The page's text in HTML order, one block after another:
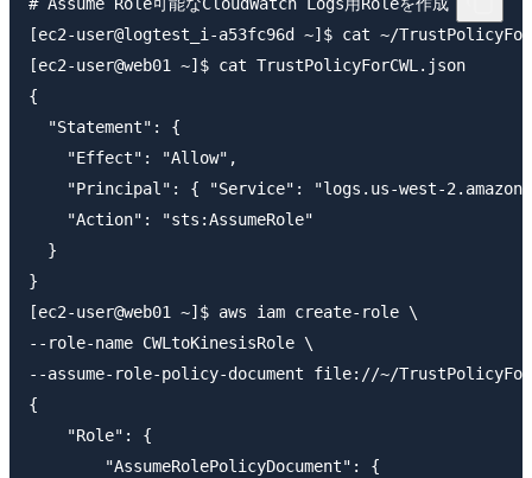
[ec2-user@logtest_i-a53fc96d ~]$ cat ~/
[ec2-user@web01 ~]$ cat TrustPolicyForCWL.json
{
  "Statement": {
    "Effect": "Allow",
"Principal": { "Service": "logs.us-west-
    "Action": "sts:AssumeRole"
  }
}
[ec2-user@web01 ~]$ aws iam create-role \
--role-name CWLtoKinesisRole \
--assume-role-policy-document file://~/
{
    "Role": {
        "AssumeRolePolicyDocument": {